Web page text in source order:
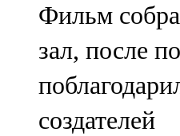
Фильм
зал, после
создателей